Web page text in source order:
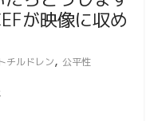
が映像に収め
チルドレン,公平性